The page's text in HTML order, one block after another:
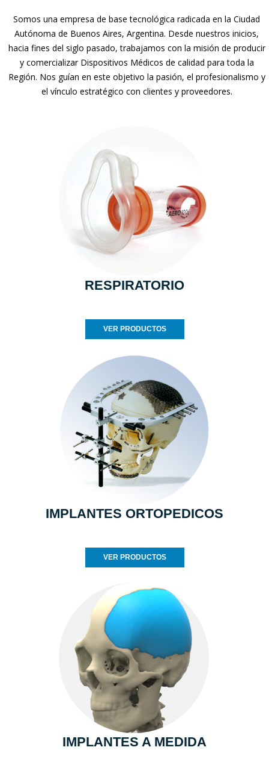
Somos una empresa de base tecnológica radicada en la Ciudad
Autónoma de Buenos Aires, Argentina. Desde nuestros inicios,
hacia fines del siglo pasado, trabajamos con la misión de producir
y comercializar Dispositivos Médicos de calidad para toda la
Región. Nos guían en este objetivo la pasión, el profesionalismo y
el vínculo estratégico con clientes y proveedores.
RESPIRATORIO
VER PRODUCTOS
IMPLANTES ORTOPEDICOS
VER PRODUCTOS
IMPLANTES A MEDIDA